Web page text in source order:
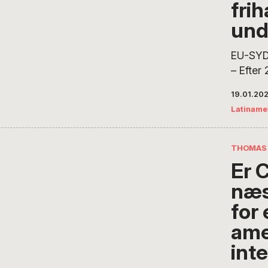
han
EU-
– Efter
på
del af
Er
for